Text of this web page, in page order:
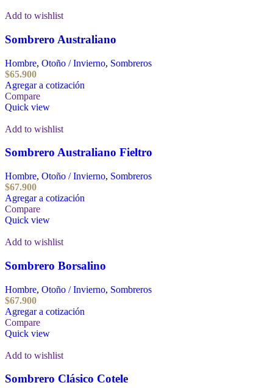
Add to wishlist
Sombrero Australiano
Hombre, Otoño / Invierno, Sombreros
$65.900
Agregar a cotización
Compare
Quick view
Add to wishlist
Sombrero Australiano Fieltro
Hombre, Otoño / Invierno, Sombreros
$67.900
Agregar a cotización
Compare
Quick view
Add to wishlist
Sombrero Borsalino
Hombre, Otoño / Invierno, Sombreros
$67.900
Agregar a cotización
Compare
Quick view
Add to wishlist
Sombrero Clásico Cotele